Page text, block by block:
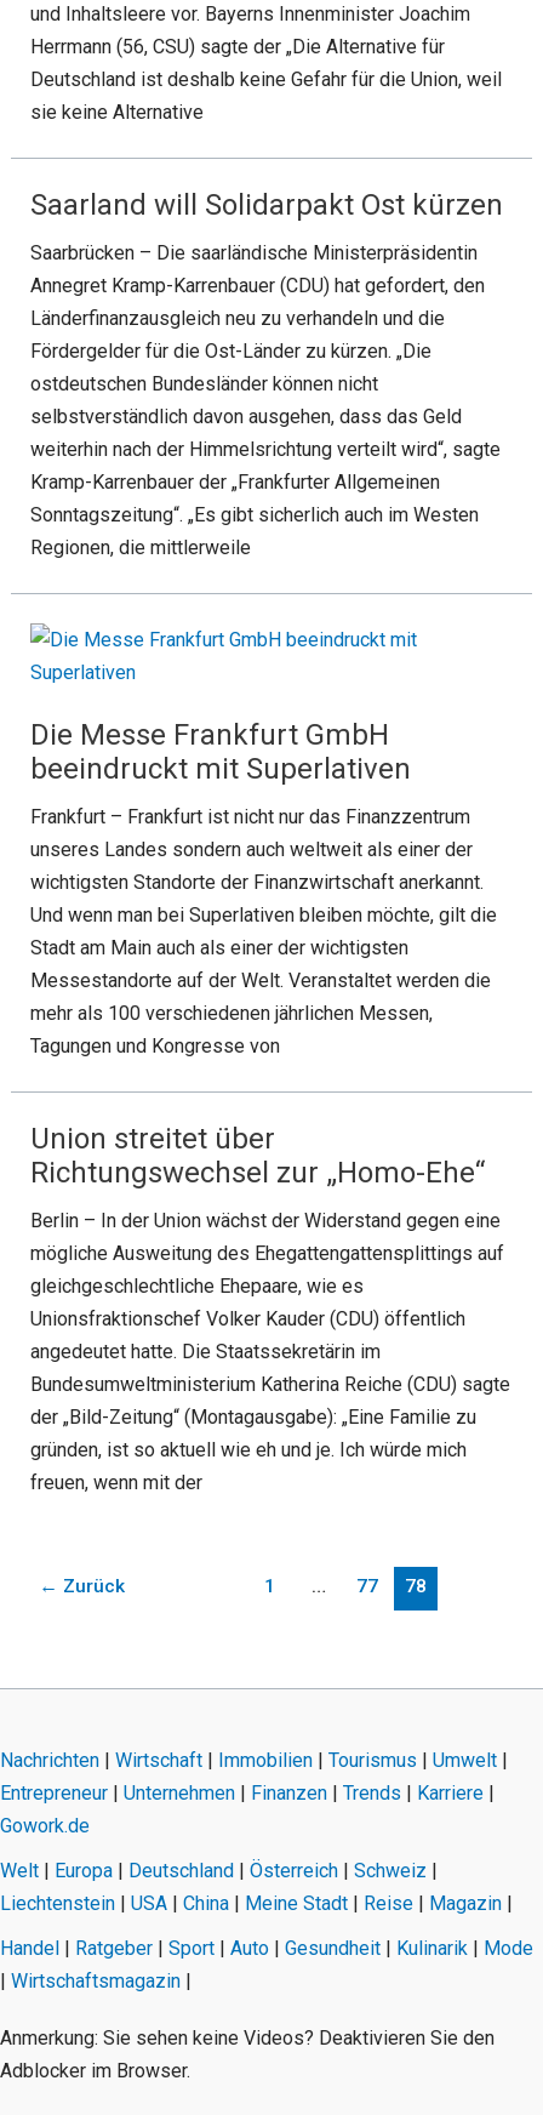
und Inhaltsleere vor. Bayerns Innenminister Joachim
Herrmann (56, CSU) sagte der „Die Alternative für
Deutschland ist deshalb keine Gefahr für die Union, weil
sie keine Alternative
Saarland will Solidarpakt Ost kürzen
Saarbrücken – Die saarländische Ministerpräsidentin
Annegret Kramp-Karrenbauer (CDU) hat gefordert, den
Länderfinanzausgleich neu zu verhandeln und die
Fördergelder für die Ost-Länder zu kürzen. „Die
ostdeutschen Bundesländer können nicht
selbstverständlich davon ausgehen, dass das Geld
weiterhin nach der Himmelsrichtung verteilt wird“, sagte
Kramp-Karrenbauer der „Frankfurter Allgemeinen
Sonntagszeitung“. „Es gibt sicherlich auch im Westen
Regionen, die mittlerweile
Die Messe Frankfurt GmbH
beeindruckt mit Superlativen
Frankfurt – Frankfurt ist nicht nur das Finanzzentrum
unseres Landes sondern auch weltweit als einer der
wichtigsten Standorte der Finanzwirtschaft anerkannt.
Und wenn man bei Superlativen bleiben möchte, gilt die
Stadt am Main auch als einer der wichtigsten
Messestandorte auf der Welt. Veranstaltet werden die
mehr als 100 verschiedenen jährlichen Messen,
Tagungen und Kongresse von
Union streitet über
Richtungswechsel zur „Homo-Ehe“
Berlin – In der Union wächst der Widerstand gegen eine
mögliche Ausweitung des Ehegattengattensplittings auf
gleichgeschlechtliche Ehepaare, wie es
Unionsfraktionschef Volker Kauder (CDU) öffentlich
angedeutet hatte. Die Staatssekretärin im
Bundesumweltministerium Katherina Reiche (CDU) sagte
der „Bild-Zeitung“ (Montagausgabe): „Eine Familie zu
gründen, ist so aktuell wie eh und je. Ich würde mich
freuen, wenn mit der
← Zurück 1 … 77 78
Nachrichten | Wirtschaft | Immobilien | Tourismus | Umwelt |
Entrepreneur | Unternehmen | Finanzen | Trends | Karriere |
Gowork.de
Welt | Europa | Deutschland | Österreich | Schweiz |
Liechtenstein | USA | China | Meine Stadt | Reise | Magazin |
Handel | Ratgeber | Sport | Auto | Gesundheit | Kulinarik | Mode
| Wirtschaftsmagazin |
Anmerkung: Sie sehen keine Videos? Deaktivieren Sie den
Adblocker im Browser.